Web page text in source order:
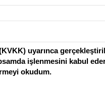
uyarınca
işlenmesini kabul
okudum.